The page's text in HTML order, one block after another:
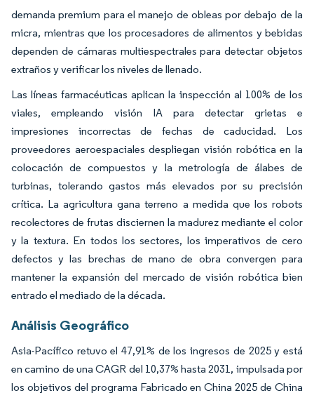
demanda premium para el manejo de obleas por debajo de la
micra, mientras que los procesadores de alimentos y bebidas
dependen de cámaras multiespectrales para detectar objetos
extraños y verificar los niveles de llenado.
Las líneas farmacéuticas aplican la inspección al 100% de los
viales, empleando visión IA para detectar grietas e
impresiones incorrectas de fechas de caducidad. Los
proveedores aeroespaciales despliegan visión robótica en la
colocación de compuestos y la metrología de álabes de
turbinas, tolerando gastos más elevados por su precisión
crítica. La agricultura gana terreno a medida que los robots
recolectores de frutas disciernen la madurez mediante el color
y la textura. En todos los sectores, los imperativos de cero
defectos y las brechas de mano de obra convergen para
mantener la expansión del mercado de visión robótica bien
entrado el mediado de la década.
Análisis Geográfico
Asia-Pacífico retuvo el 47,91% de los ingresos de 2025 y está
en camino de una CAGR del 10,37% hasta 2031, impulsada por
los objetivos del programa Fabricado en China 2025 de China